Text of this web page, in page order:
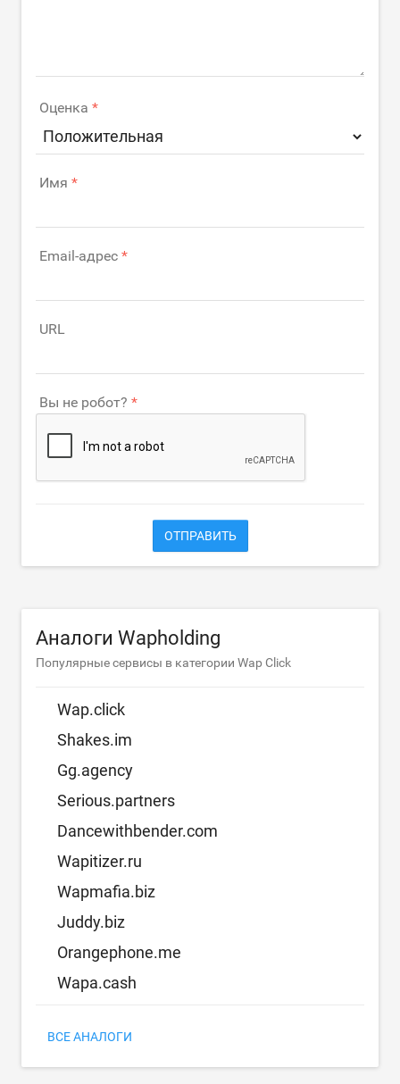
Оценка
Имя
Email-адрес
URL
Вы не робот?
ОТПРАВИТЬ
Аналоги Wapholding
Популярные сервисы в категории Wap Click
Wap.click
Shakes.im
Gg.agency
Serious.partners
Dancewithbender.com
Wapitizer.ru
Wapmafia.biz
Juddy.biz
Orangephone.me
Wapa.cash
ВСЕ АНАЛОГИ